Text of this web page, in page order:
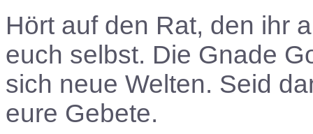
Hört auf den Rat, den ihr
euch selbst. Die Gnade
sich neue Welten. Seid
eure Gebete.